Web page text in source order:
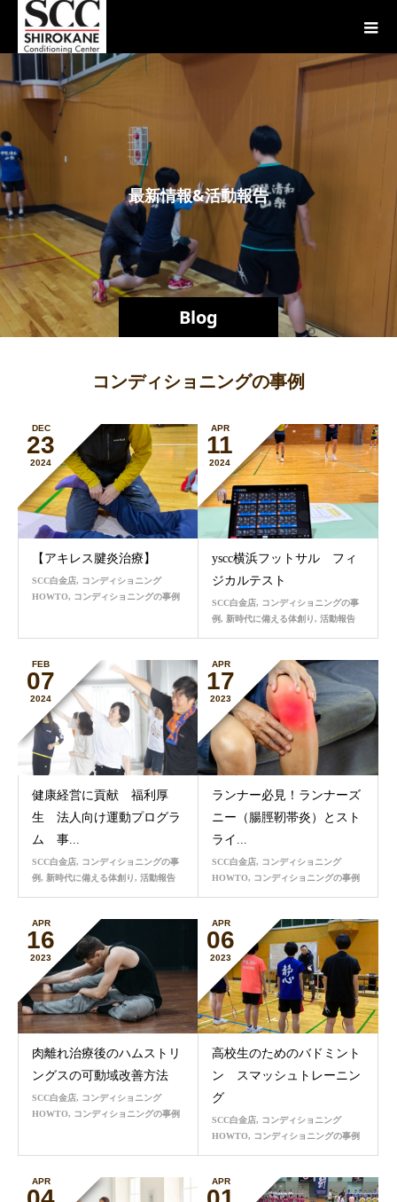
Blog
最新情報&活動報告
コンディショニングの事例
DEC
23
2024
【アキレス腱炎治療】
SCC白金店, コンディショニング
HOWTO, コンディショニングの事例
APR
11
2024
yscc横浜フットサル フィ
ジカルテスト
SCC白金店, コンディショニングの事
例, 新時代に備える体創り, 活動報告
FEB
07
2024
健康経営に貢献 福利厚
生 法人向け運動プログラ
ム 事...
SCC白金店, コンディショニングの事
例, 新時代に備える体創り, 活動報告
APR
17
2023
ランナー必見！ランナーズ
ニー（腸脛靭帯炎）とスト
ライ...
SCC白金店, コンディショニング
HOWTO, コンディショニングの事例
APR
16
2023
肉離れ治療後のハムストリ
ングスの可動域改善方法
SCC白金店, コンディショニング
HOWTO, コンディショニングの事例
APR
06
2023
高校生のためのバドミント
ン スマッシュトレーニン
グ
SCC白金店, コンディショニング
HOWTO, コンディショニングの事例
APR APR